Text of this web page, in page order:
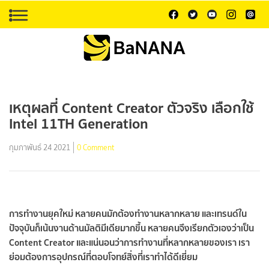
เหตุผลที่ Content Creator ตัวจริง เลือกใช้
Intel 11TH Generation
กุมภาพันธ์ 24 2021 0 Comment
การทำงานยุคใหม่ หลายคนมักต้องทำงานหลากหลาย และเทรนด์ใน
ปัจจุบันก็เน้นงานด้านมัลติมีเดียมากขึ้น หลายคนจึงเรียกตัวเองว่าเป็น
Content Creator และแน่นอนว่าการทำงานที่หลากหลายของเรา เรา
ย่อมต้องการอุปกรณ์ที่ตอบโจทย์สิ่งที่เราทำได้ดีเยี่ยม